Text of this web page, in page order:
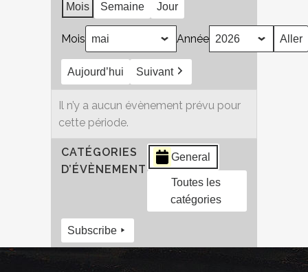
Mois Semaine Jour
Mois Année
Aujourd’hui Suivant
Il n’y a aucun évènement prévu pour
cette période.
CATÉGORIES
D’ÉVÈNEMENT
General
Toutes les
catégories
Subscribe